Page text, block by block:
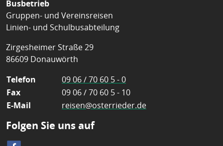
Busbetrieb
Gruppen- und Vereinsreisen
Linien- und Schulbusabteilung
Zirgesheimer Straße 29
86609 Donauwörth
Telefon
09 06 / 70 60 5 - 0
Fax
09 06 / 70 60 5 - 10
E-Mail
reisen@osterrieder.de
Folgen Sie uns auf